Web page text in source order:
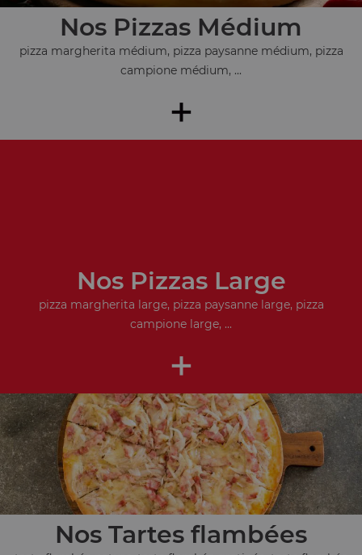
Nos Pizzas Médium
pizza margherita médium, pizza paysanne médium, pizza
campione médium, ...
+
Nos Pizzas Large
pizza margherita large, pizza paysanne large, pizza
campione large, ...
+
Nos Tartes flambées